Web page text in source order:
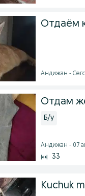
Отдаём
Андижан -
Отдам
Б/у
Андижан - 07
33
Kuchuk